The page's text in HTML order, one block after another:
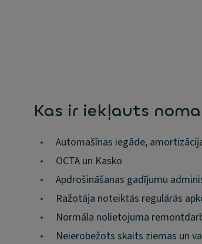
Kas ir iekļauts
•
Automašīnas iegāde,
•
OCTA un Kasko
•
Apdrošināšanas gadījumu
•
Ražotāja noteiktās regulārās
•
Normāla nolietojuma
•
Neierobežots skaits ziemas un